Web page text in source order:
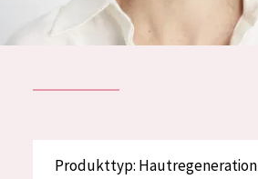
PRODUKTTYP
ALLE PRODUKTE
Über uns
Inspiration
French
Produkttyp: Hautregeneration